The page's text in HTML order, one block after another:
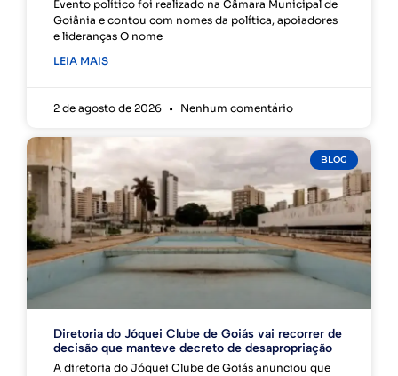
Evento político foi realizado na Câmara Municipal de
Goiânia e contou com nomes da política, apoiadores
e lideranças O nome
LEIA MAIS
2 de agosto de 2026 Nenhum comentário
BLOG
Diretoria do Jóquei Clube de Goiás vai recorrer de
decisão que manteve decreto de desapropriação
A diretoria do Jóquei Clube de Goiás anunciou que